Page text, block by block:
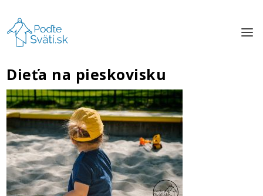
Dieťa na pieskovisku